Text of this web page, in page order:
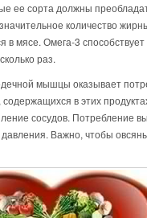
ее сорта должны
количество
мясе. Омега-3
раз.
мышцы оказывает
содержащихся в этих
сосудов. Потребление
Важно, чтобы